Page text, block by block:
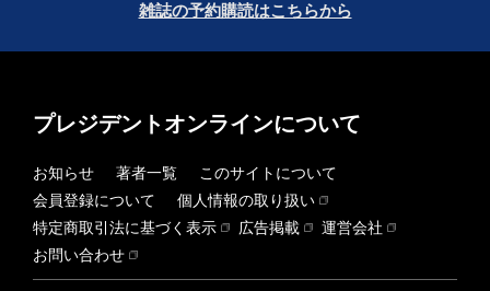
雑誌の予約購読はこちらから
プレジデントオンラインについて
お知らせ 著者一覧
このサイトについて
会員登録について
個人情報の取り扱い
特定商取引法に基づく表示
広告掲載
運営会社
お問い合わせ